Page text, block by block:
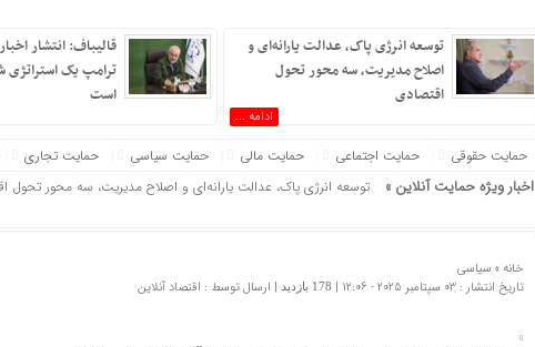
توسعه انرژی پاک، عدالت یارانه‌ای و
اصلاح مدیریت، سه محور تحول
اقتصادی
ادامه ...
قالیباف: انتشار
ترامپ یک
است
حمایت حقوقی حمایت اجتماعی حمایت مالی حمایت سیاسی حمایت تجاری
اخبار ویژه حمایت آنلاین »
توسعه انرژی پاک، عدالت یارانه‌ای و اصلاح مدیریت، سه محور تحول
شفافیت و مدیریت تعارض منافع؛ لازمه اصلاح نظام دارویی
خانه » سیاسی
تاریخ انتشار : 03 سپتامبر 2025 - 12:06 |
178 بازدید | ارسال توسط : اقتصاد آنلاین